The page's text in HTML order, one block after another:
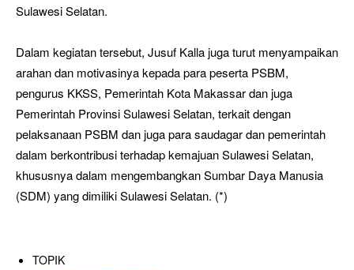
Sulawesi Selatan.
Dalam kegiatan tersebut, Jusuf Kalla juga turut menyampaikan
arahan dan motivasinya kepada para peserta PSBM,
pengurus KKSS, Pemerintah Kota Makassar dan juga
Pemerintah Provinsi Sulawesi Selatan, terkait dengan
pelaksanaan PSBM dan juga para saudagar dan pemerintah
dalam berkontribusi terhadap kemajuan Sulawesi Selatan,
khususnya dalam mengembangkan Sumbar Daya Manusia
(SDM) yang dimiliki Sulawesi Selatan. (*)
TOPIK